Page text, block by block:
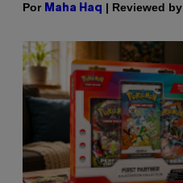
Por Maha Haq | Reviewed by